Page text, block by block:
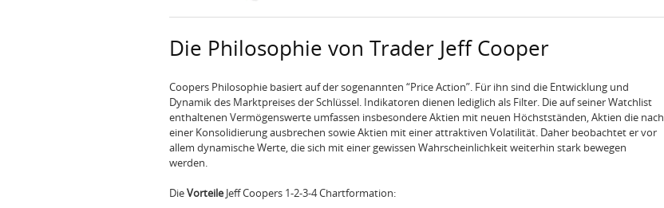
Die Philosophie von Trader Jeff Cooper
Coopers Philosophie basiert auf der sogenannten “Price Action”. Für ihn sind die Entwicklung und
Dynamik des Marktpreises der Schlüssel. Indikatoren dienen lediglich als Filter. Die auf seiner Watchlist
enthaltenen Vermögenswerte umfassen insbesondere Aktien mit neuen Höchstständen, Aktien die nach
einer Konsolidierung ausbrechen sowie Aktien mit einer attraktiven Volatilität. Daher beobachtet er vor
allem dynamische Werte, die sich mit einer gewissen Wahrscheinlichkeit weiterhin stark bewegen
werden.
DieVorteileJeff Coopers 1-2-3-4 Chartformation: